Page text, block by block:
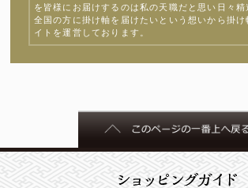
を皆様にお届けするのは私の天職だと思い日々精
全国の方に掛け軸を届けたいという想いから掛け
イトを運営しております。